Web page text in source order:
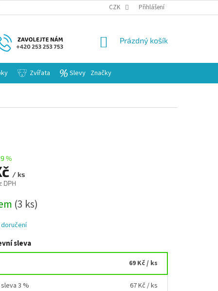
CZK Přihlášení
NÁKUPNÍ
Prázdný košík
Zvířata Slevy Značky
%
/ ks
DPH
(3 ks)
sleva
69 Kč/ ks
3 % 67 Kč / ks